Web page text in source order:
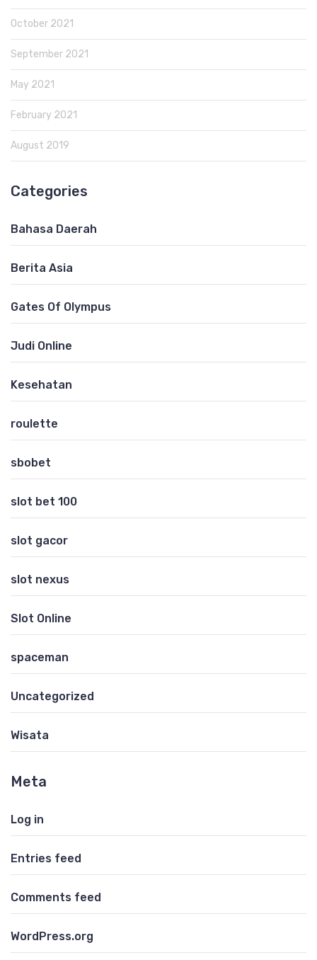
October 2021
September 2021
May 2021
February 2021
August 2019
Categories
Bahasa Daerah
Berita Asia
Gates Of Olympus
Judi Online
Kesehatan
roulette
sbobet
slot bet 100
slot gacor
slot nexus
Slot Online
spaceman
Uncategorized
Wisata
Meta
Log in
Entries feed
Comments feed
WordPress.org